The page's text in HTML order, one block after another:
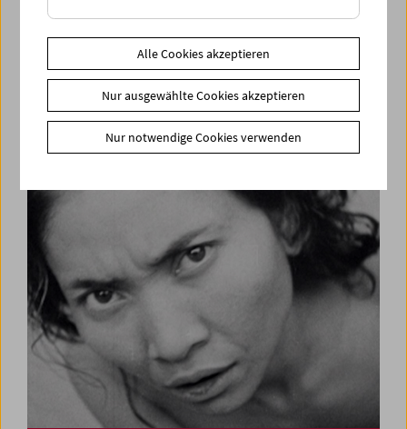
Werkstattgespräche mit
Filmpionierinnen: Monika Maruschko
Alle Cookies akzeptieren
Nur ausgewählte Cookies akzeptieren
Nur notwendige Cookies verwenden